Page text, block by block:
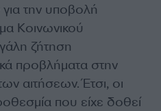
την υποβολή
Κοινωνικού
ζήτηση
προβλήματα στην
αιτήσεων. Έτσι, οι
που είχε δοθεί